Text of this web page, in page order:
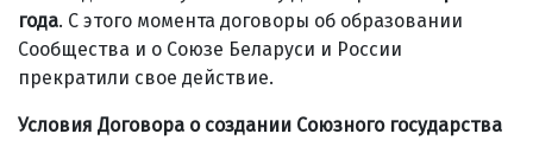
года. С этого момента договоры об образовании
Сообщества и о Союзе Беларуси и России
прекратили свое действие.
Условия Договора о создании Союзного государства